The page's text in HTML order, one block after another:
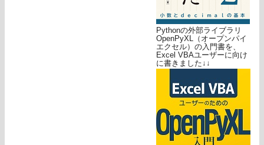
Pythonの外部ライブラリ
OpenPyXL（オープンパイ
エクセル）の入門書を、
Excel VBAユーザーに向け
に書きました↓↓